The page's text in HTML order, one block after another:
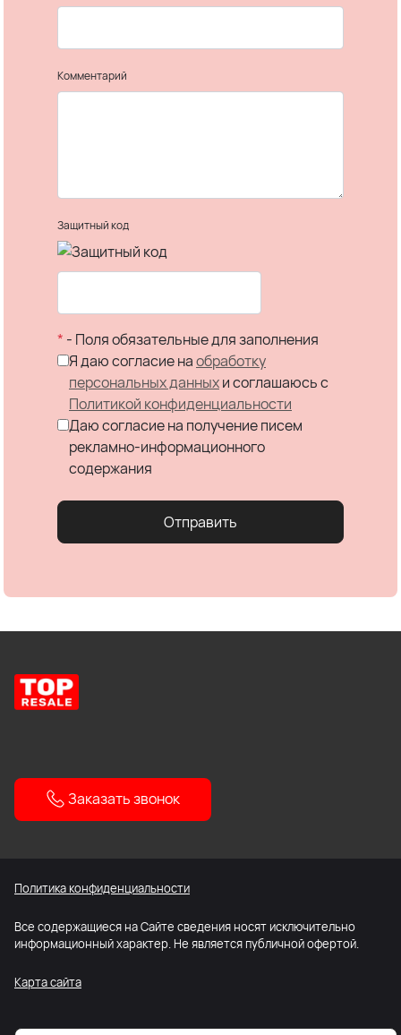
Комментарий
Защитный код
* - Поля обязательные для заполнения
Я даю согласие наобработку
персональных данныхи соглашаюсь c
Политикой конфиденциальности
Даю согласие на получение писем
рекламно-информационного
содержания
Отправить
Заказать звонок
Политика конфиденциальности
Все содержащиеся на Сайте сведения носят исключительно
информационный характер. Не является публичной офертой.
Карта сайта